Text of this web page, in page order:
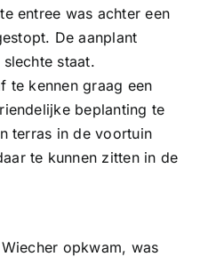
entree was achter een
De aanplant
staat.
te kennen graag een
beplanting te
terras in de voortuin
te kunnen zitten in de
opkwam, was